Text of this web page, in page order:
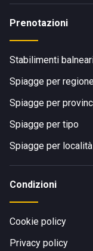
Prenotazioni
Stabilimenti
Spiagge per
Spiagge per
Spiagge per tipo
Spiagge per
Condizioni
Cookie policy
Privacy policy